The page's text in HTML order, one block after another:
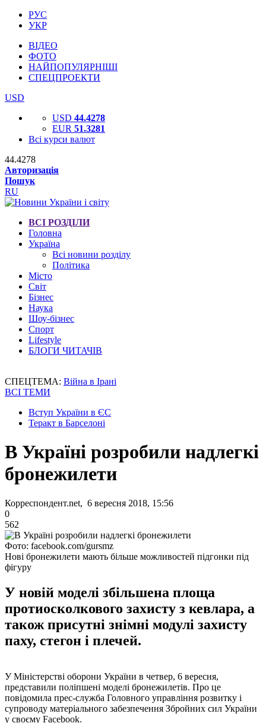
РУС
УКР
ВІДЕО
ФОТО
НАЙПОПУЛЯРНІШІ
СПЕЦПРОЕКТИ
USD
USD 44.4278
EUR 51.3281
Всі курси валют
44.4278
Авторизація
Пошук
RU
ВСІ РОЗДІЛИ
Головна
Україна
Всі новини розділу
Політика
Місто
Світ
Бізнес
Наука
Шоу-бізнес
Спорт
Lifestyle
БЛОГИ ЧИТАЧІВ
СПЕЦТЕМА: Війна в Ірані
ВСІ ТЕМИ
Вступ України в ЄС
Теракт в Барселоні
В Україні розробили надлегкі
бронежилети
Корреспондент.net, 6 вересня 2018, 15:56
0
562
Фото: facebook.com/gursmz
Нові бронежилети мають більше можливостей підгонки під
фігуру
У новій моделі збільшена площа
протиосколкового захисту з кевлара, а
також присутні знімні модулі захисту
паху, стегон і плечей.
У Міністерстві оборони України в четвер, 6 вересня,
представили поліпшені моделі бронежилетів. Про це
повідомила прес-служба Головного управління розвитку і
супроводу матеріального забезпечення Збройних сил України
у своєму Facebook.